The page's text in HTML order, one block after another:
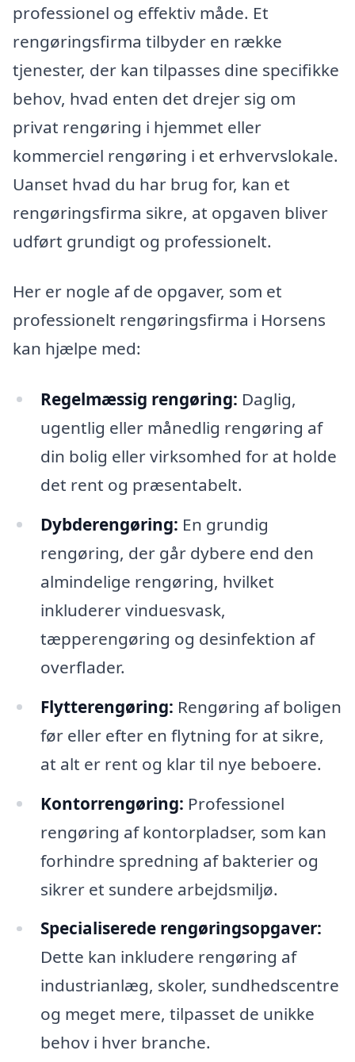
professionel og effektiv måde. Et
rengøringsfirma tilbyder en række
tjenester, der kan tilpasses dine specifikke
behov, hvad enten det drejer sig om
privat rengøring i hjemmet eller
kommerciel rengøring i et erhvervslokale.
Uanset hvad du har brug for, kan et
rengøringsfirma sikre, at opgaven bliver
udført grundigt og professionelt.
Her er nogle af de opgaver, som et
professionelt rengøringsfirma i Horsens
kan hjælpe med:
Regelmæssig rengøring: Daglig,
ugentlig eller månedlig rengøring af
din bolig eller virksomhed for at holde
det rent og præsentabelt.
Dybderengøring: En grundig
rengøring, der går dybere end den
almindelige rengøring, hvilket
inkluderer vinduesvask,
tæpperengøring og desinfektion af
overflader.
Flytterengøring: Rengøring af boligen
før eller efter en flytning for at sikre,
at alt er rent og klar til nye beboere.
Kontorrengøring: Professionel
rengøring af kontorpladser, som kan
forhindre spredning af bakterier og
sikrer et sundere arbejdsmiljø.
Specialiserede rengøringsopgaver:
Dette kan inkludere rengøring af
industrianlæg, skoler, sundhedscentre
og meget mere, tilpasset de unikke
behov i hver branche.